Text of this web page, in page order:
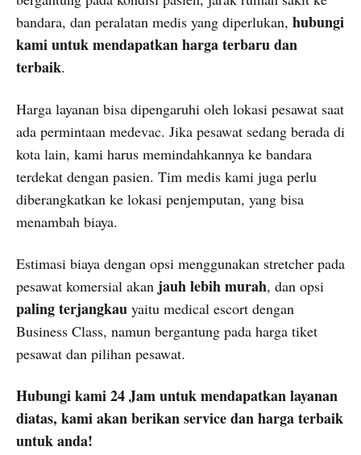
bandara, dan peralatan medis yang diperlukan, hubungi
kami untuk mendapatkan harga terbaru dan
terbaik.
Harga layanan bisa dipengaruhi oleh lokasi pesawat saat
ada permintaan medevac. Jika pesawat sedang berada di
kota lain, kami harus memindahkannya ke bandara
terdekat dengan pasien. Tim medis kami juga perlu
diberangkatkan ke lokasi penjemputan, yang bisa
menambah biaya.
Estimasi biaya dengan opsi menggunakan stretcher pada
pesawat komersial akan jauh lebih murah, dan opsi
paling terjangkau yaitu medical escort dengan
Business Class, namun bergantung pada harga tiket
pesawat dan pilihan pesawat.
Hubungi kami 24 Jam untuk mendapatkan layanan
diatas, kami akan berikan service dan harga terbaik
untuk anda!